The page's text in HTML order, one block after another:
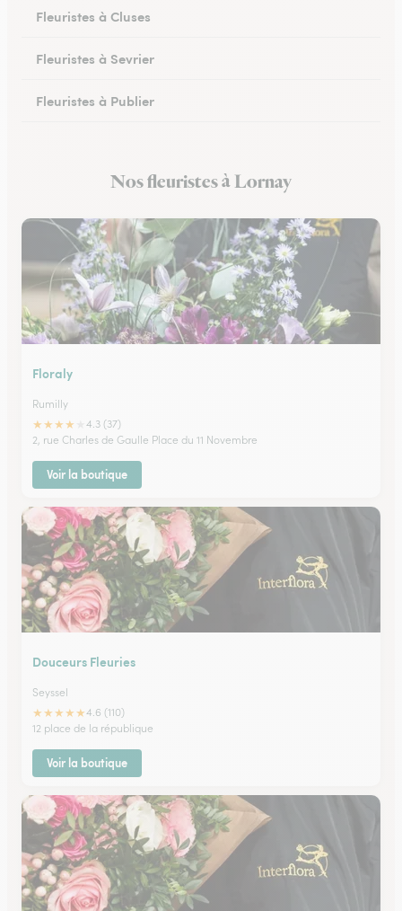
Fleuristes à Cluses
Fleuristes à Sevrier
Fleuristes à Publier
Fleuristes à Abondance
Nos fleuristes à Lornay
Floraly
Rumilly
★★★★
4.3 (37)
2, rue Charles de Gaulle Place du 11 Novembre
Voir la boutique
Douceurs Fleuries
Seyssel
★★★★★4.6 (110)
12 place de la république
Voir la boutique